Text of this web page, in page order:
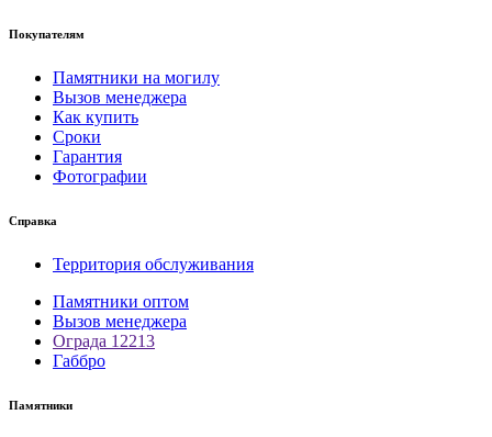
Покупателям
Памятники на могилу
Вызов менеджера
Как купить
Сроки
Гарантия
Фотографии
Справка
Территория обслуживания
Памятники оптом
Вызов менеджера
Ограда 12213
Габбро
Памятники